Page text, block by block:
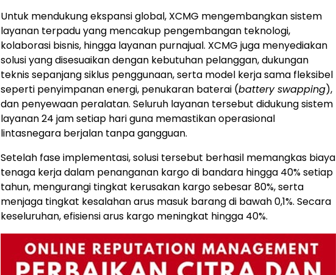
Untuk mendukung ekspansi global, XCMG mengembangkan sistem
layanan terpadu yang mencakup pengembangan teknologi,
kolaborasi bisnis, hingga layanan purnajual. XCMG juga menyediakan
solusi yang disesuaikan dengan kebutuhan pelanggan, dukungan
teknis sepanjang siklus penggunaan, serta model kerja sama fleksibel
seperti penyimpanan energi, penukaran baterai (battery swapping),
dan penyewaan peralatan. Seluruh layanan tersebut didukung sistem
layanan 24 jam setiap hari guna memastikan operasional
lintasnegara berjalan tanpa gangguan.
Setelah fase implementasi, solusi tersebut berhasil memangkas biaya
tenaga kerja dalam penanganan kargo di bandara hingga 40% setiap
tahun, mengurangi tingkat kerusakan kargo sebesar 80%, serta
menjaga tingkat kesalahan arus masuk barang di bawah 0,1%. Secara
keseluruhan, efisiensi arus kargo meningkat hingga 40%.